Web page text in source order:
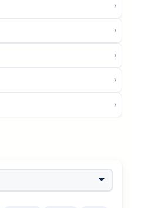
›
›
›
›
›